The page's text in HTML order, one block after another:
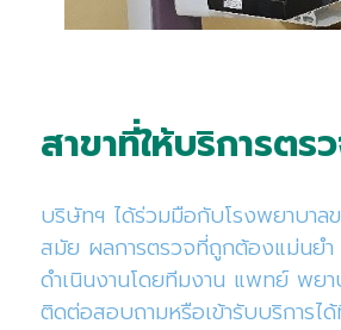
สาขาที่ให้บริการตร
บริษัทฯ ได้ร่วมมือกับโรงพยาบาล
สมัย ผลการตรวจที่ถูกต้องแม่นยำ
ดำเนินงานโดยทีมงาน แพทย์ พย
ติดต่อสอบถามหรือเข้ารับบริการได้